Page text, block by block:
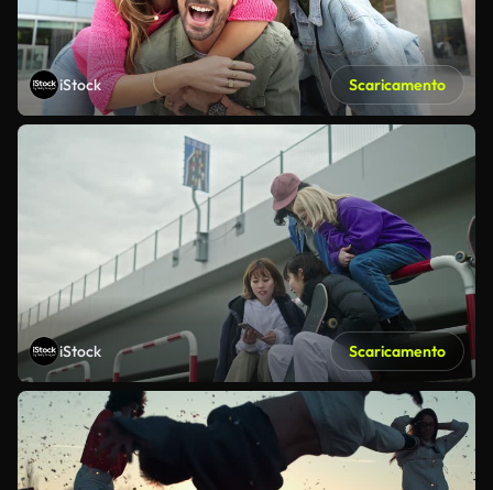
iStock Scaricamento
iStock Scaricamento